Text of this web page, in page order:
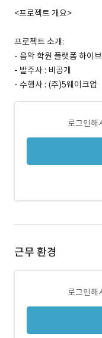
<프로젝트 개요>
프로젝트 소개:
- 음악 학원 플랫폼 하이
- 발주사 : 비공개
- 수행사 : (주)5웨이크업
로그인해
근무 환경
로그인해